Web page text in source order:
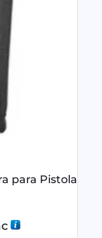
para Pistola